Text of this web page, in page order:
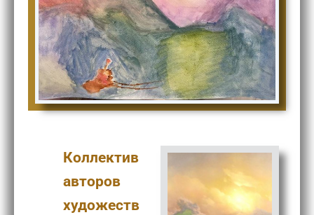
Коллектив
авторов
художеств